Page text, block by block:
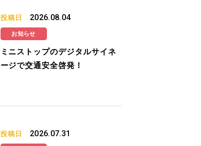
投稿日 2026.08.04
お知らせ
ミニストップのデジタルサイネ
ージで交通安全啓発！
投稿日 2026.07.31